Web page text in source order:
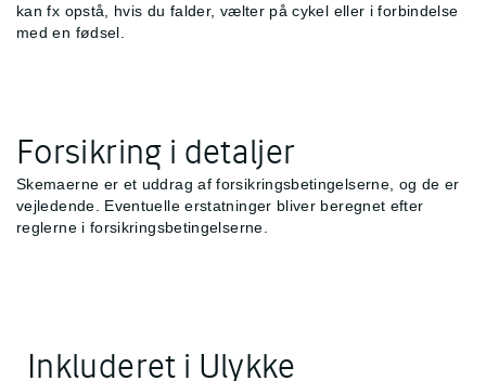
kan fx opstå, hvis du falder, vælter på cykel eller i forbindelse
med en fødsel.
Forsikring i detaljer
Skemaerne er et uddrag af forsikringsbetingelserne, og de er
vejledende. Eventuelle erstatninger bliver beregnet efter
reglerne i forsikringsbetingelserne.
Inkluderet i Ulykke